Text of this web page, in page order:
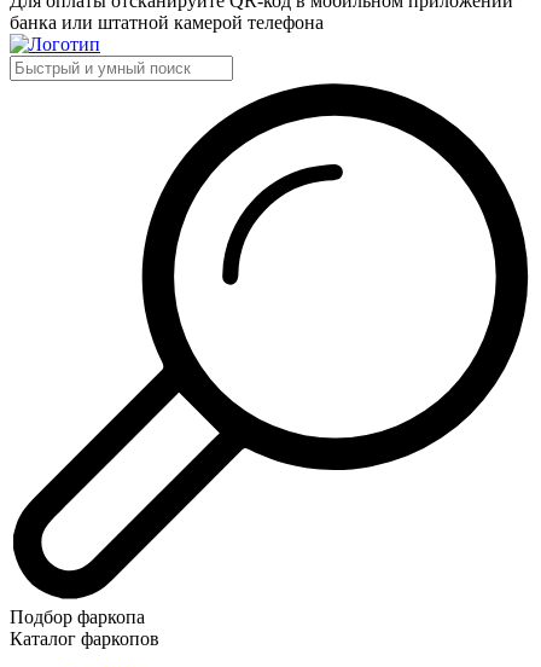
банка или штатной камерой телефона
Подбор фаркопа
Каталог фаркопов